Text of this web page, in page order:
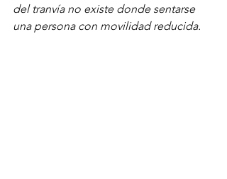
del tranvía no existe donde sentarse
una persona con movilidad reducida.